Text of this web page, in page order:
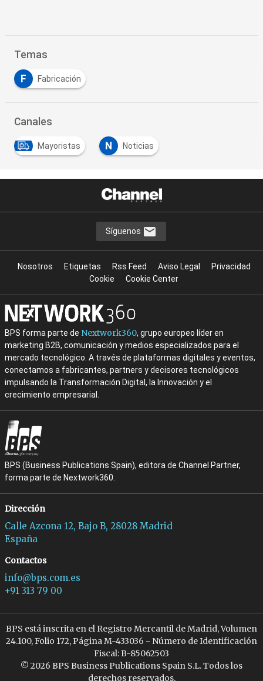
Temas
F Fabricación
Canales
Mayoristas N Noticias
Síguenos
Nosotros Etiquetas Rss Feed Aviso Legal
Privacidad
Cookie
Cookie Center
BPS forma parte de Nextwork360, grupo europeo líder en
marketing B2B, comunicación y medios especializados para el
mercado tecnológico. A través de plataformas digitales y eventos,
conectamos a fabricantes, partners y decisores tecnológicos
impulsando la Transformación Digital, la Innovación y el
crecimiento empresarial.
BPS (Business Publications Spain), editora de Channel Partner,
forma parte de Nextwork360.
Dirección
Calle Azcona 12, Bajo B, 28028 Madrid
España
Contactos
info@bps.com.es
+91 313 79 00
BPS está inscrita en el Registro Mercantil de Madrid, Volumen
24.100, Folio 172, Página M-433036 - Número de Identificación
Fiscal: B-85062503
© 2026 BPS Business Publications Spain S.L. Todos los
derechos reservados.